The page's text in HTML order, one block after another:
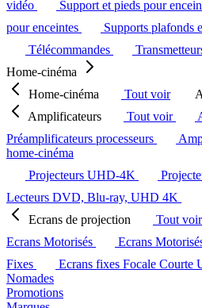
vidéo
Support et pieds pour
pour enceintes
Supports plafonds
Télécommandes
Home-cinéma
Home-cinéma
Tout voir
Amplificateurs
Tout voir
Préamplificateurs processeurs
home-cinéma
Projecteurs UHD-4K
Lecteurs DVD, Blu-ray, UHD 4K
Ecrans de projection
Tout voir
Ecrans Motorisés
Ecrans
Fixes
Ecrans fixes Focale Courte
Nomades
Promotions